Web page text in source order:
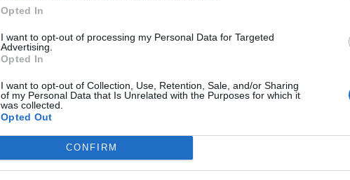
Opted In
I want to opt-out of processing my Personal Data for Targeted
Advertising.
Opted In
I want to opt-out of Collection, Use, Retention, Sale, and/or Sharing
of my Personal Data that Is Unrelated with the Purposes for which it
was collected.
Opted Out
CONFIRM